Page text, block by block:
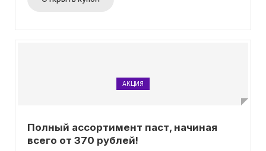
АКЦИЯ
Полный ассортимент паст, начиная
всего от 370 рублей!